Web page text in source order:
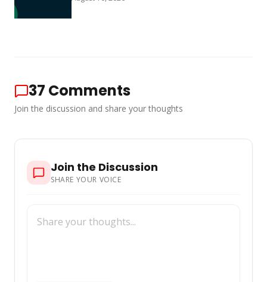
37 Comments
Join the discussion and share your thoughts
Join the Discussion
SHARE YOUR VOICE